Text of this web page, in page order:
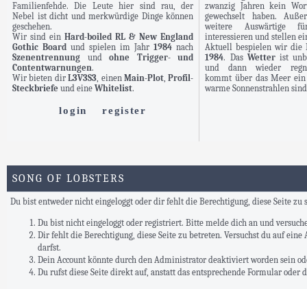
Familienfehde. Die Leute hier sind rau, der
Nebel ist dicht und merkwürdige Dinge können
geschehen.
Wir sind einHard-boiled RL & New England
Gothic Board und spielen im Jahr1984 nach
Szenentrennung undohne Trigger- und
Contentwarnungen.
Wir bieten dirL3V3S3, einen Main-Plot,Profil-
Steckbriefe und eine Whitelist.
login register
zwanzig Jahren kein
gewechselt haben.
weitere Auswärtige
interessieren und stellen
Aktuell bespielen wir die
1984. Das Wetterist
und dann wieder
kommt über das Meer
warme Sonnenstrahlen
SONG OF LOBSTERS
Du bist entweder nicht eingeloggt oder dir fehlt die Berechtigung, diese Seite
Du bist nicht eingeloggt oder registriert. Bitte melde dich an und
Dir fehlt die Berechtigung, diese Seite zu betreten. Versuchst du auf
darfst.
Dein Account könnte durch den Administrator deaktiviert worden sein
Du rufst diese Seite direkt auf, anstatt das entsprechende Formular oder